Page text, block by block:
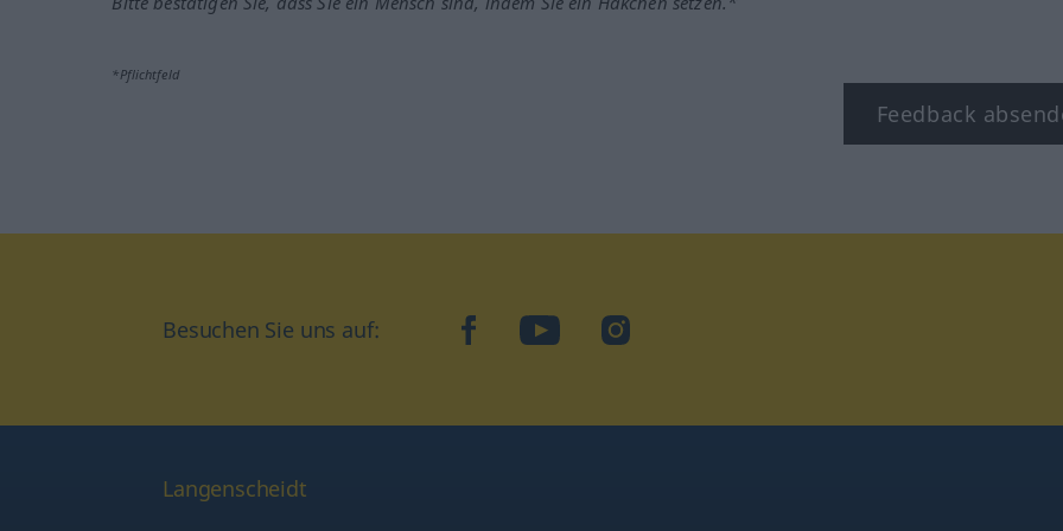
*Pflichtfeld
Feedback
Besuchen Sie uns auf: facebookYouTubeInstagram
Langenscheidt